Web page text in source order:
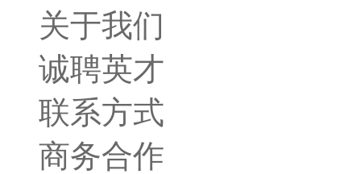
关于我们
诚聘英才
联系方式
商务合作